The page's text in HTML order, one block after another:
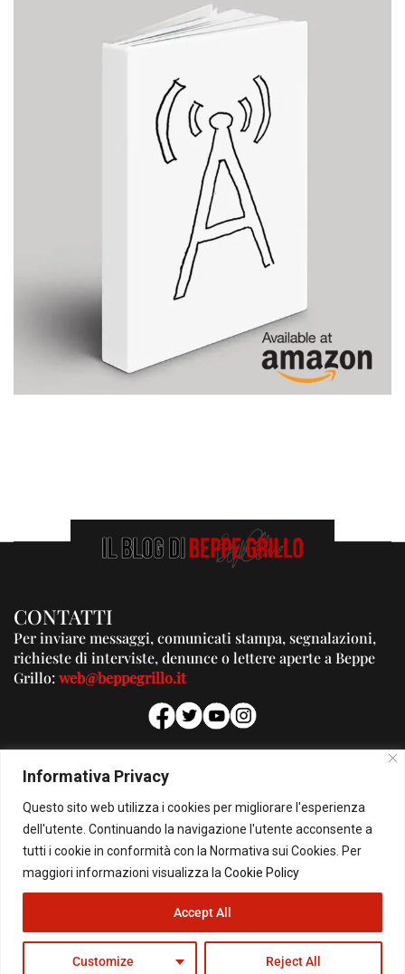
Informativa Privacy
Questo sito web utilizza i cookies per migliorare l'esperienza
dell'utente. Continuando la navigazione l'utente acconsente a
tutti i cookie in conformità con la Normativa sui Cookies. Per
maggiori informazioni visualizza la Cookie Policy
Customize Reject All
Accept All
CONTATTI
Per inviare messaggi, comunicati stampa, segnalazioni,
richieste di interviste, denunce o lettere aperte a Beppe
Grillo:web@beppegrillo.it
PUBBLICITA'
Per la tua pubblicità su questo Blog:
pubblicita@beppegrillo.it
© Copyright 2026 - Il Blog di Beppe Grillo. All Rights Reserved - Powered by
happygrafic.com